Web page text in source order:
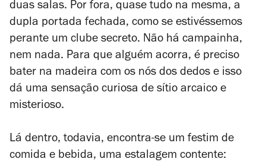
duas salas. Por fora, quase tudo na mesma, a
dupla portada fechada, como se estivéssemos
perante um clube secreto. Não há campainha,
nem nada. Para que alguém acorra, é preciso
bater na madeira com os nós dos dedos e isso
dá uma sensação curiosa de sítio arcaico e
misterioso.
Lá dentro, todavia, encontra-se um festim de
comida e bebida, uma estalagem contente: